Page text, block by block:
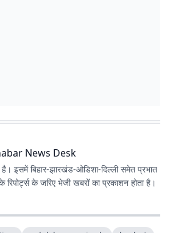
News Desk
इसमें बिहार-झारखंड-ओडिशा-दिल्‍ली समेत प्रभात
के जरिए भेजी खबरों का प्रकाशन होता है।